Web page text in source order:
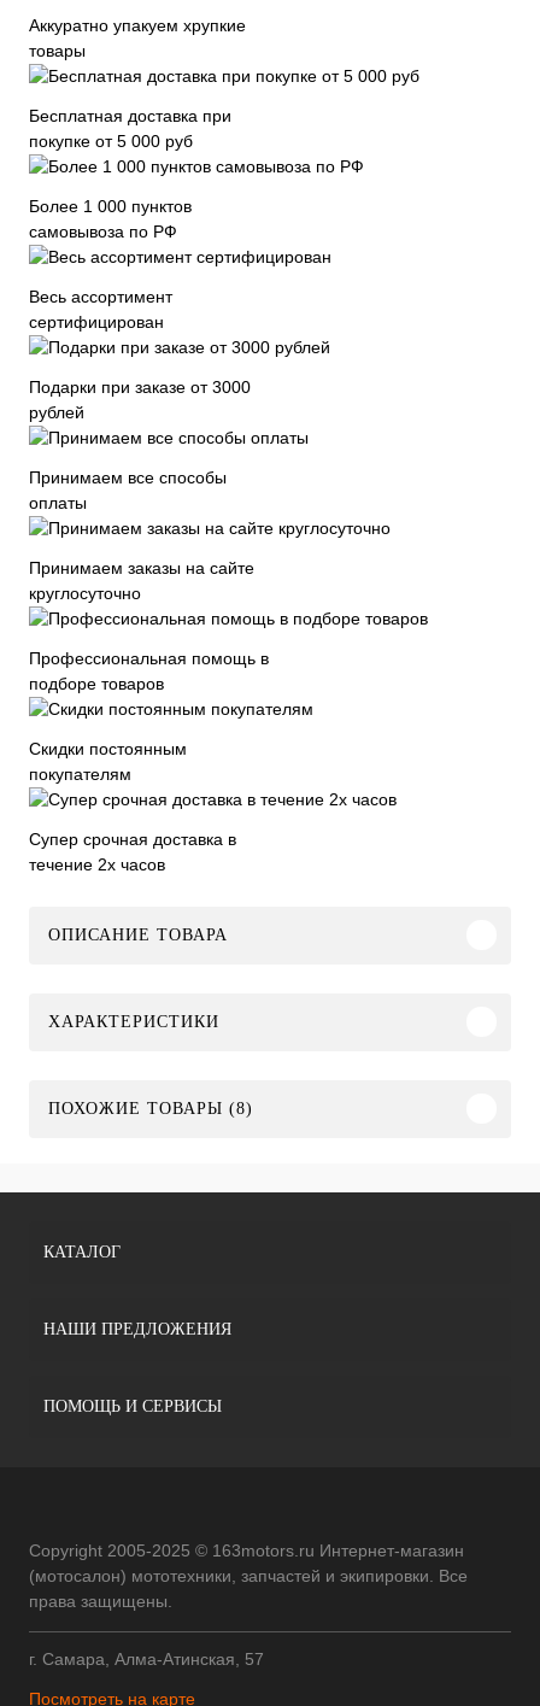
Аккуратно упакуем хрупкие
товары
Бесплатная доставка при
покупке от 5 000 руб
Более 1 000 пунктов
самовывоза по РФ
Весь ассортимент
сертифицирован
Подарки при заказе от 3000
рублей
Принимаем все способы
оплаты
Принимаем заказы на сайте
круглосуточно
Профессиональная помощь в
подборе товаров
Скидки постоянным
покупателям
Супер срочная доставка в
течение 2х часов
ОПИСАНИЕ ТОВАРА
ХАРАКТЕРИСТИКИ
ПОХОЖИЕ ТОВАРЫ (8)
КАТАЛОГ
НАШИ ПРЕДЛОЖЕНИЯ
ПОМОЩЬ И СЕРВИСЫ
Copyright 2005-2025 © 163motors.ru Интернет-магазин
(мотосалон) мототехники, запчастей и экипировки. Все
права защищены.
г. Самара, Алма-Атинская, 57
Посмотреть на карте